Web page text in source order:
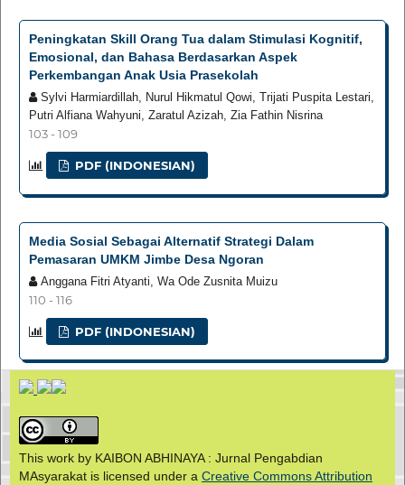
Peningkatan Skill Orang Tua dalam Stimulasi Kognitif,
Emosional, dan Bahasa Berdasarkan Aspek
Perkembangan Anak Usia Prasekolah
Sylvi Harmiardillah, Nurul Hikmatul Qowi, Trijati Puspita Lestari,
Putri Alfiana Wahyuni, Zaratul Azizah, Zia Fathin Nisrina
103 - 109
PDF (INDONESIAN)
Media Sosial Sebagai Alternatif Strategi Dalam
Pemasaran UMKM Jimbe Desa Ngoran
Anggana Fitri Atyanti, Wa Ode Zusnita Muizu
110 - 116
PDF (INDONESIAN)
This work by KAIBON ABHINAYA : Jurnal Pengabdian
MAsyarakat is licensed under a Creative Commons Attribution